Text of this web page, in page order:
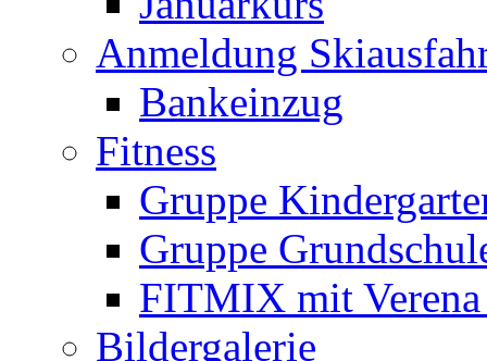
Anmeldung
Bankeinzug
Fitness
Gruppe
Gruppe
FITMIX mit
Bildergalerie